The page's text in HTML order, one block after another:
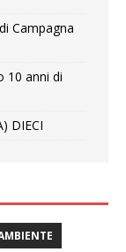
Campagna
10 anni di
DIECI